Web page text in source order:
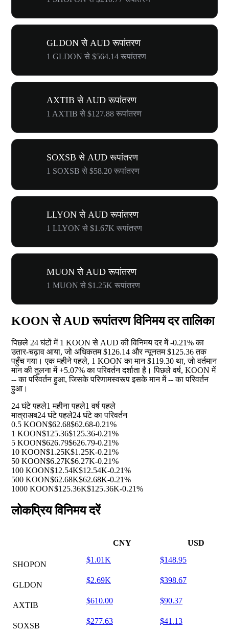
GLDON से AUD रूपांतरण
1 GLDON से $564.14 रूपांतरण
AXTIB से AUD रूपांतरण
1 AXTIB से $127.88 रूपांतरण
SOXSB से AUD रूपांतरण
1 SOXSB से $58.20 रूपांतरण
LLYON से AUD रूपांतरण
1 LLYON से $1.67K रूपांतरण
MUON से AUD रूपांतरण
1 MUON से $1.25K रूपांतरण
KOON से AUD रूपांतरण विनिमय दर तालिका
पिछले 24 घंटों में 1 KOON से AUD की विनिमय दर में-0.21%का
उतार-चढ़ाव आया, जो अधिकतम $126.14 और न्यूनतम $125.36 तक
पहुँच गया। एक महीने पहले, 1 KOON का मान $119.30 था, जो वर्तमान
मान की तुलना में+5.07%का परिवर्तन दर्शाता है। पिछले वर्ष, KOON में
--का परिवर्तन हुआ, जिसके परिणामस्वरूप इसके मान में--का परिवर्तन
हुआ।
24 घंटे पहले1 महीना पहले1 वर्ष पहले
मात्राअब24 घंटे पहले24 घंटे का परिवर्तन
0.5 KOON$62.68$62.68-0.21%
1 KOON$125.36$125.36-0.21%
5 KOON$626.79$626.79-0.21%
10 KOON$1.25K$1.25K-0.21%
50 KOON$6.27K$6.27K-0.21%
100 KOON$12.54K$12.54K-0.21%
500 KOON$62.68K$62.68K-0.21%
1000 KOON$125.36K$125.36K-0.21%
लोकप्रिय विनिमय दरें
CNY USD
SHOPON
$1.01K $148.95
GLDON
$2.69K $398.67
AXTIB
$610.00 $90.37
SOXSB
$277.63 $41.13